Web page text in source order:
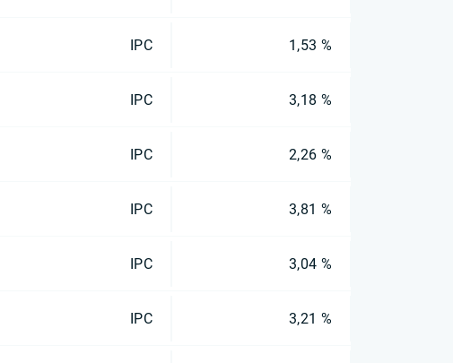
IPC 1,53 %
IPC 3,18 %
IPC 2,26 %
IPC 3,81 %
IPC 3,04 %
IPC 3,21 %